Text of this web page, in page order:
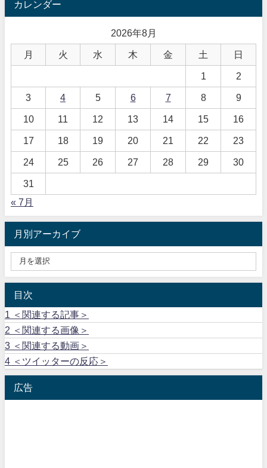
カレンダー
2026年8月
月 火 水 木 金 土 日
1 2
3 4 5 6 7 8 9
10 11 12 13 14 15 16
17 18 19 20 21 22 23
24 25 26 27 28 29 30
31
« 7月
月別アーカイブ
目次
1 ＜関連する記事＞
2 ＜関連する画像＞
3 ＜関連する動画＞
4 ＜ツイッターの反応＞
広告